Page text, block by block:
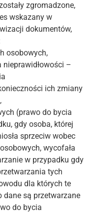
zgromadzone,
wskazany w
dokumentów,
osobowych,
–
ich zmiany
(prawo do bycia
gdy osoba, której
sprzeciw wobec
wycofała
w przypadku gdy
tych
dla których te
dane są przetwarzane
do bycia